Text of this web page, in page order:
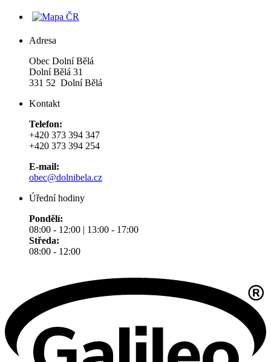
Adresa
Obec Dolní Bělá
Dolní Bělá 31
331 52 Dolní Bělá
Kontakt
Telefon:
+420 373 394 347
+420 373 394 254
E-mail:
obec@dolnibela.cz
Úřední hodiny
Pondělí:
08:00 - 12:00 | 13:00 - 17:00
Středa:
08:00 - 12:00